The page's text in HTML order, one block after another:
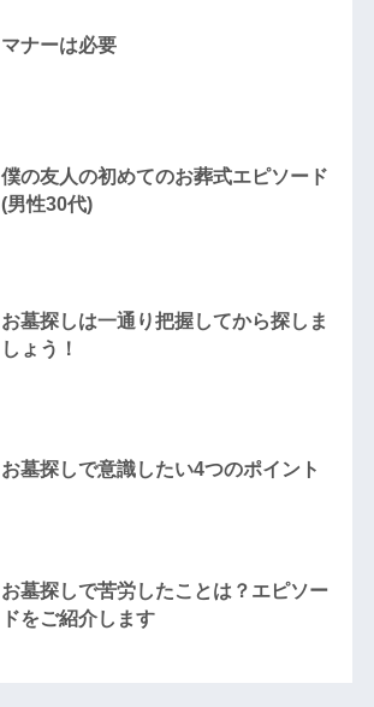
マナーは必要
僕の友人の初めてのお葬式エピソード
(男性30代)
お墓探しは一通り把握してから探しま
しょう！
お墓探しで意識したい4つのポイント
お墓探しで苦労したことは？エピソー
ドをご紹介します